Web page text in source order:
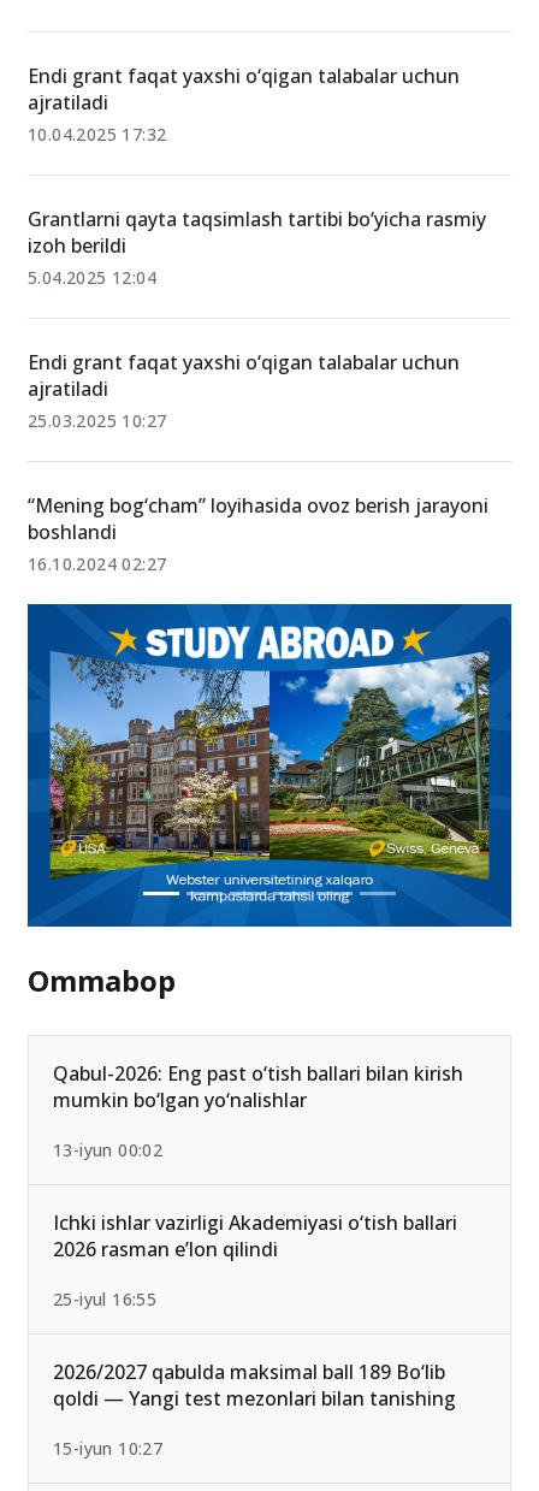
Endi grant faqat yaxshi o‘qigan talabalar uchun
ajratiladi
10.04.2025 17:32
Grantlarni qayta taqsimlash tartibi bo‘yicha rasmiy
izoh berildi
5.04.2025 12:04
Endi grant faqat yaxshi o‘qigan talabalar uchun
ajratiladi
25.03.2025 10:27
“Mening bog‘cham” loyihasida ovoz berish jarayoni
boshlandi
16.10.2024 02:27
Ommabop
Qabul-2026: Eng past o‘tish ballari bilan kirish
mumkin bo‘lgan yo‘nalishlar
13-iyun 00:02
Ichki ishlar vazirligi Akademiyasi o‘tish ballari
2026 rasman e’lon qilindi
25-iyul 16:55
2026/2027 qabulda maksimal ball 189 Bo‘lib
qoldi — Yangi test mezonlari bilan tanishing
15-iyun 10:27